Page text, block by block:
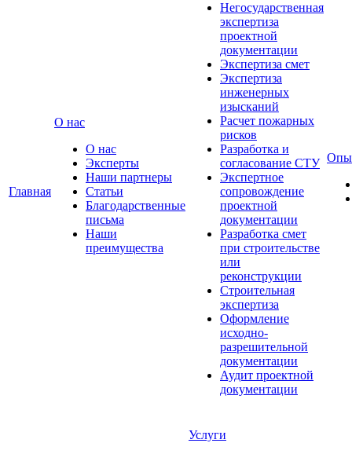
Главная
О нас
О нас
Эксперты
Наши партнеры
Статьи
Благодарственные
письма
Наши
преимущества
Негосударственная
экспертиза
проектной
документации
Экспертиза смет
Экспертиза
инженерных
изысканий
Расчет пожарных
рисков
Разработка и
согласование СТУ
Экспертное
сопровождение
проектной
документации
Разработка смет
при строительстве
или
реконструкции
Строительная
экспертиза
Оформление
исходно-
разрешительной
документации
Аудит проектной
документации
Услуги